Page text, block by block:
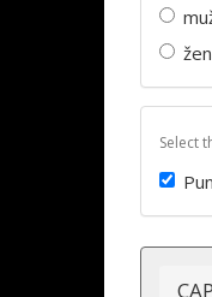
Select